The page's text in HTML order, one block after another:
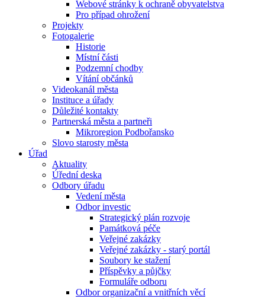
Webové stránky k ochraně obyvatelstva
Pro případ ohrožení
Projekty
Fotogalerie
Historie
Místní části
Podzemní chodby
Vítání občánků
Videokanál města
Instituce a úřady
Důležité kontakty
Partnerská města a partneři
Mikroregion Podbořansko
Slovo starosty města
Úřad
Aktuality
Úřední deska
Odbory úřadu
Vedení města
Odbor investic
Strategický plán rozvoje
Památková péče
Veřejné zakázky
Veřejné zakázky - starý portál
Soubory ke stažení
Příspěvky a půjčky
Formuláře odboru
Odbor organizační a vnitřních věcí